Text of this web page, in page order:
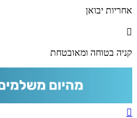
קנבס
זכוכית
אחריות יבואן
קניה בטוחה ומאובטחת